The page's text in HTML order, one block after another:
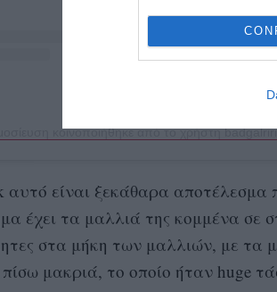
κοινοποιήθηκε από το χρήστη
αυτό είναι ξεκάθαρα αποτέλεσμα
έχει τα μαλλιά της κομμένα σε
στα μήκη των μαλλιών, με τα
μακριά, το οποίο ήταν huge